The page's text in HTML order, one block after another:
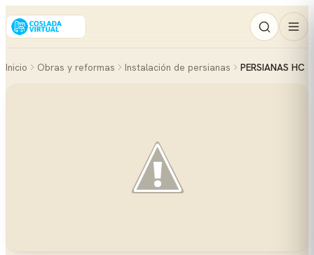
Inicio Obras y reformas Instalación de persianas PERSIANAS HC